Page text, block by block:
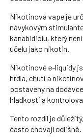
Nikotinová vape je
návykovým
kanabidiolu, který
účelu jako nikotin.
Nikotinové e-liquidy
hrdla, chuti a
postaveny na
hladkosti a
Tento rozdíl je
často chovají odlišně.